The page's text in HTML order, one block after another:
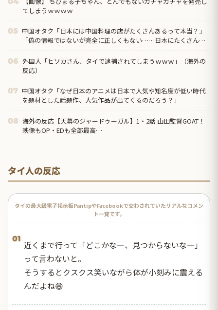
てしまうｗｗｗｗ
05 中国オタク「日本には中国料理の店がたくさんあるって本当？」
「偽の情報ではないが完全に正しくもない……日本にたくさんあ
06 外国人「ヒソカさん、タイで逮捕されてしまうｗｗｗ」（海外の
反応）
07 中国オタク「なぜ日本のアニメは日本で人気や知名度が低い時代
を題材とした話題作、人気作品が出てくるのだろう？」
08 海外の反応【天幕のジャードゥーガル】1・2話 山田監督GOAT！
映像もOP・EDも全部最高…
タイ人の反応
タイの最大級電子掲示板PantipやFacebookで交わされていたリアルなコメン
ト一覧です。
01
近くまで行って「どこかなー、見つからないなー」
って言わないと。
そうするとクスクス笑いながら体が小刻みに震える
んだよね😄